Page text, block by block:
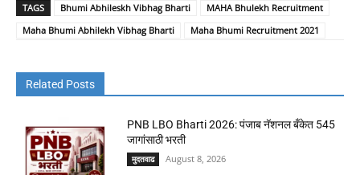
TAGS Bhumi Abhileskh Vibhag Bharti
MAHA Bhulekh Recruitment
Maha Bhumi Abhilekh Vibhag Bharti
Maha Bhumi Recruitment 2021
Related Posts
PNB LBO Bharti 2026: पंजाब नॅशनल बँकेत 545
जागांसाठी भरती
मुदतवाढ August 8, 2026